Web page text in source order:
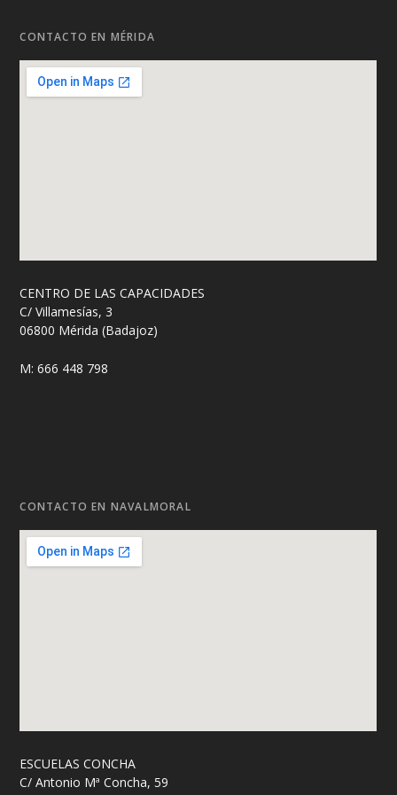
CONTACTO EN MÉRIDA
CENTRO DE LAS CAPACIDADES
C/ Villamesías, 3
06800 Mérida (Badajoz)
M: 666 448 798
CONTACTO EN NAVALMORAL
ESCUELAS CONCHA
C/ Antonio Mª Concha, 59